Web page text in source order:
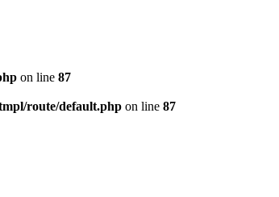
on line 87
route/default.php on line 87